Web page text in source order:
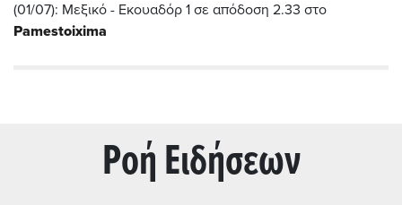
(01/07): Μεξικό - Εκουαδόρ 1 σε απόδοση 2.33 στο
Pamestoixima
Ρoή Ειδήσεων